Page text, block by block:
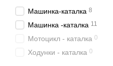
Машинка-каталка 8
Машинка -каталка 11
Мотоцикл - каталка 0
Ходунки - каталка 0